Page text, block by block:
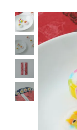
コスメ・アロマ
つくり手
OKINAWA the
ショッピングガイド